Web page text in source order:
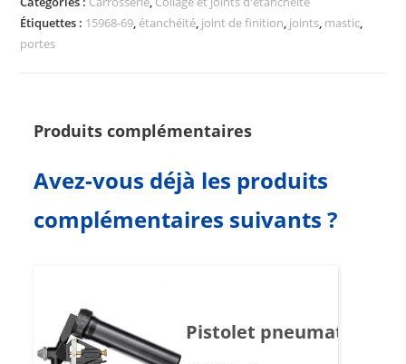
Étiquettes : 15968-69, étanchéité, joint de finition, joints, mastic,
portes
Produits complémentaires
Avez-vous déjà les produits
complémentaires suivants ?
Pistolet pneumatique